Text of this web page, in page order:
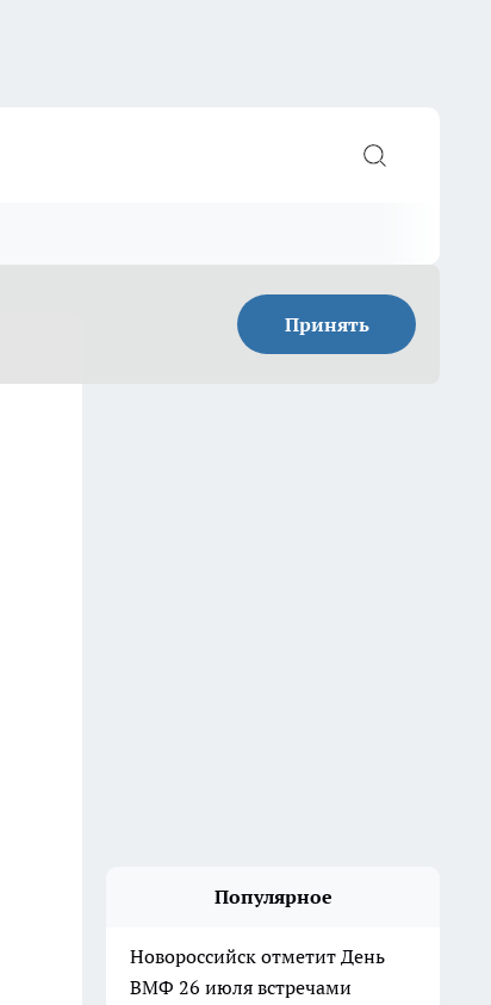
Принять
Популярное
Новороссийск отметит День
ВМФ 26 июля встречами